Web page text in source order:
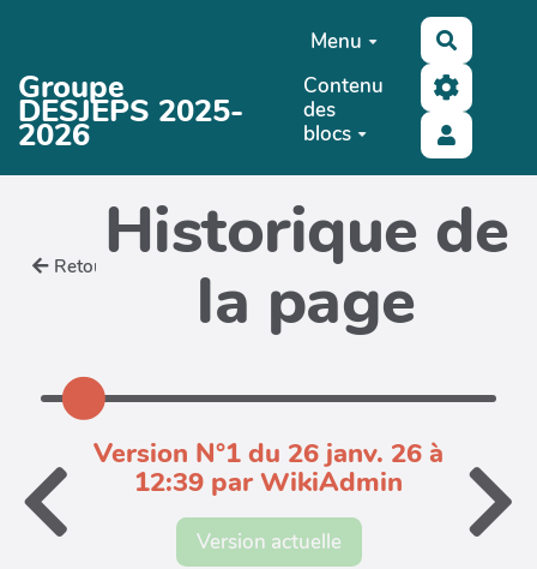
Groupe
DESJEPS 2025-
2026
Menu
Contenu
des
blocs
Retour Historique de
la page
Version N°1 du 26 janv. 26 à
12:39 par WikiAdmin
Version actuelle